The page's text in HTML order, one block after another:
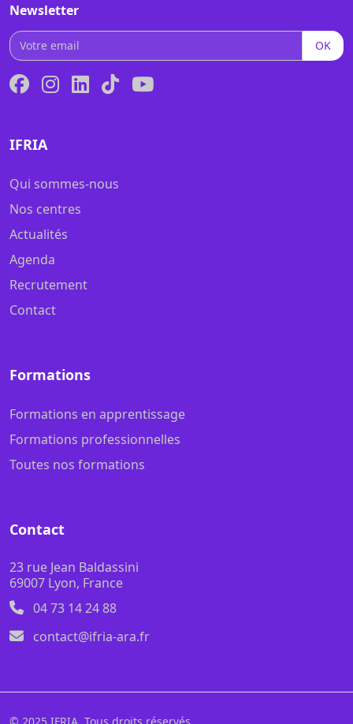
Newsletter
OK
IFRIA
Qui sommes-nous
Nos centres
Actualités
Agenda
Recrutement
Contact
Formations
Formations en apprentissage
Formations professionnelles
Toutes nos formations
Contact
23 rue Jean Baldassini
69007 Lyon, France
04 73 14 24 88
contact@ifria-ara.fr